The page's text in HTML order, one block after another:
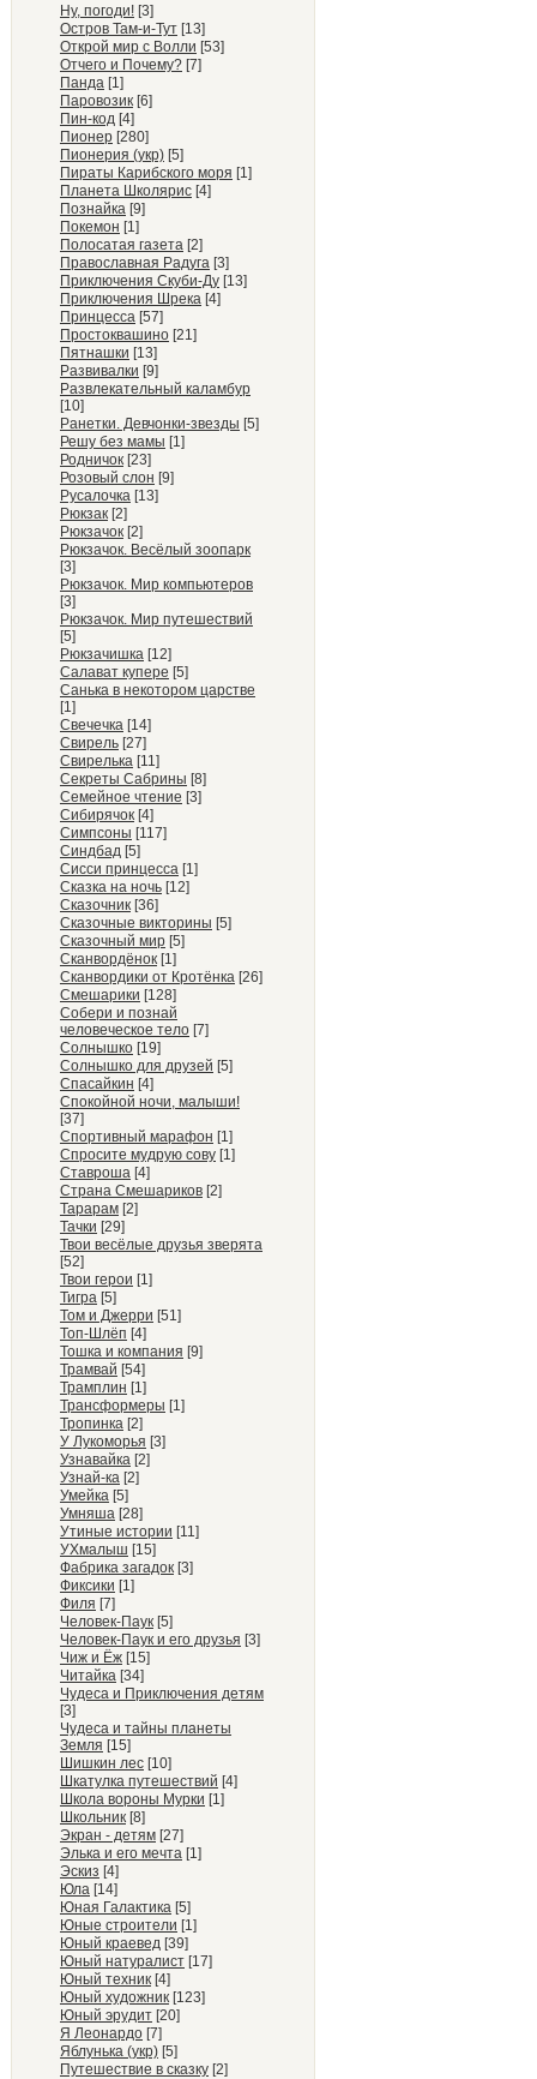
Ну, погоди! [3]
Остров Там-и-Тут [13]
Открой мир с Волли [53]
Отчего и Почему? [7]
Панда [1]
Паровозик [6]
Пин-код [4]
Пионер [280]
Пионерия (укр) [5]
Пираты Карибского моря [1]
Планета Школярис [4]
Познайка [9]
Покемон [1]
Полосатая газета [2]
Православная Радуга [3]
Приключения Скуби-Ду [13]
Приключения Шрека [4]
Принцесса [57]
Простоквашино [21]
Пятнашки [13]
Развивалки [9]
Развлекательный каламбур
[10]
Ранетки. Девчонки-звезды [5]
Решу без мамы [1]
Родничок [23]
Розовый слон [9]
Русалочка [13]
Рюкзак [2]
Рюкзачок [2]
Рюкзачок. Весёлый зоопарк
[3]
Рюкзачок. Мир компьютеров
[3]
Рюкзачок. Мир путешествий
[5]
Рюкзачишка [12]
Салават купере [5]
Санька в некотором царстве
[1]
Свечечка [14]
Свирель [27]
Свирелька [11]
Секреты Сабрины [8]
Семейное чтение [3]
Сибирячок [4]
Симпсоны [117]
Синдбад [5]
Сисси принцесса [1]
Сказка на ночь [12]
Сказочник [36]
Сказочные викторины [5]
Сказочный мир [5]
Сканвордёнок [1]
Сканвордики от Кротёнка [26]
Смешарики [128]
Собери и познай
человеческое тело [7]
Солнышко [19]
Солнышко для друзей [5]
Спасайкин [4]
Спокойной ночи, малыши!
[37]
Спортивный марафон [1]
Спросите мудрую сову [1]
Ставроша [4]
Страна Смешариков [2]
Тарарам [2]
Тачки [29]
Твои весёлые друзья зверята
[52]
Твои герои [1]
Тигра [5]
Том и Джерри [51]
Топ-Шлёп [4]
Тошка и компания [9]
Трамвай [54]
Трамплин [1]
Трансформеры [1]
Тропинка [2]
У Лукоморья [3]
Узнавайка [2]
Узнай-ка [2]
Умейка [5]
Умняша [28]
Утиные истории [11]
УХмалыш [15]
Фабрика загадок [3]
Фиксики [1]
Филя [7]
Человек-Паук [5]
Человек-Паук и его друзья [3]
Чиж и Ёж [15]
Читайка [34]
Чудеса и Приключения детям
[3]
Чудеса и тайны планеты
Земля [15]
Шишкин лес [10]
Шкатулка путешествий [4]
Школа вороны Мурки [1]
Школьник [8]
Экран - детям [27]
Элька и его мечта [1]
Эскиз [4]
Юла [14]
Юная Галактика [5]
Юные строители [1]
Юный краевед [39]
Юный натуралист [17]
Юный техник [4]
Юный художник [123]
Юный эрудит [20]
Я Леонардо [7]
Яблунька (укр) [5]
Путешествие в сказку [2]